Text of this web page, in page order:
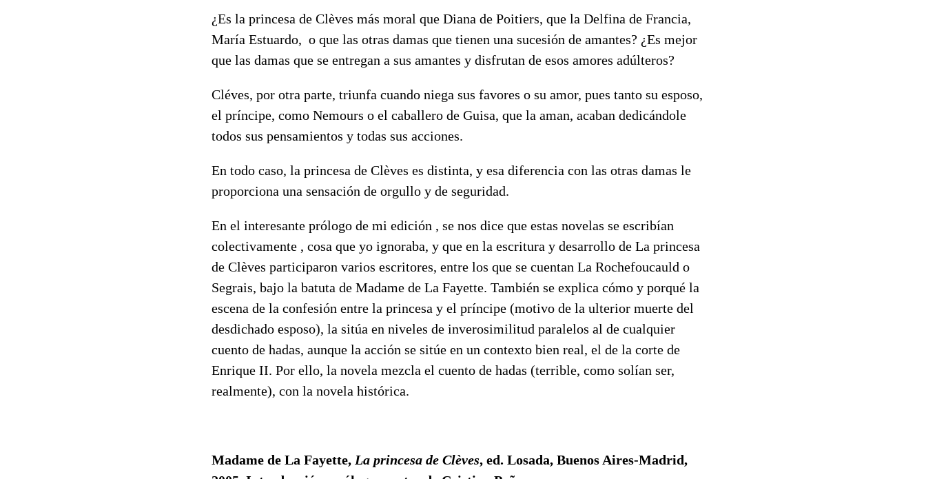
¿Es la princesa de Clèves más moral que Diana de Poitiers, que la Delfina de Francia,
María Estuardo, o que las otras damas que tienen una sucesión de amantes? ¿Es mejor
que las damas que se entregan a sus amantes y disfrutan de esos amores adúlteros?
Cléves, por otra parte, triunfa cuando niega sus favores o su amor, pues tanto su esposo,
el príncipe, como Nemours o el caballero de Guisa, que la aman, acaban dedicándole
todos sus pensamientos y todas sus acciones.
En todo caso, la princesa de Clèves es distinta, y esa diferencia con las otras damas le
proporciona una sensación de orgullo y de seguridad.
En el interesante prólogo de mi edición , se nos dice que estas novelas se escribían
colectivamente , cosa que yo ignoraba, y que en la escritura y desarrollo de La princesa
de Clèves participaron varios escritores, entre los que se cuentan La Rochefoucauld o
Segrais, bajo la batuta de Madame de La Fayette. También se explica cómo y porqué la
escena de la confesión entre la princesa y el príncipe (motivo de la ulterior muerte del
desdichado esposo), la sitúa en niveles de inverosimilitud paralelos al de cualquier
cuento de hadas, aunque la acción se sitúe en un contexto bien real, el de la corte de
Enrique II. Por ello, la novela mezcla el cuento de hadas (terrible, como solían ser,
realmente), con la novela histórica.
Madame de La Fayette, La princesa de Clèves, ed. Losada, Buenos Aires-Madrid,